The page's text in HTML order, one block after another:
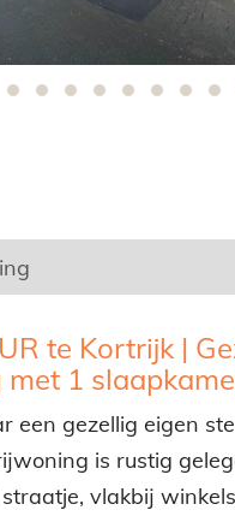
te Kortrijk |
1
een gezellig eigen
is rustig
vlakbij